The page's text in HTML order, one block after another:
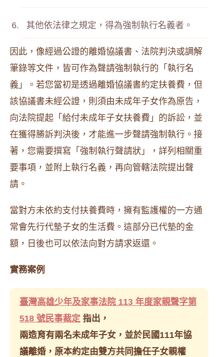
其他依法律之規定，得為強制執行名義者。
因此，像經過公證的離婚協議書、法院判決或調解
筆錄等文件，皆可作為聲請強制執行的「執行名
義」。若您當初是透過離婚協議書約定扶養費，但
該協議書未經公證，則須由未成年子女作為原告，
向法院提起「給付未成年子女扶養費」的訴訟，並
在獲得勝訴判決後，才能進一步聲請強制執行。接
著，您需要撰寫「強制執行聲請狀」，詳列相關重
要事項，並附上執行名義，再向管轄法院提出聲
請。
當對方未依約支付扶養費時，擁有監護權的一方通
常會先行代墊子女的生活費。這部分已代墊的金
額，日後也可以依法向對方請求返還。
實務案例
臺灣高雄少年及家事法院 113 年度家親聲字第
518 號民事裁定 指出，
兩造育有兩名未成年子女，並於民國111年協
議離婚，原本約定由雙方共同擔任子女親權